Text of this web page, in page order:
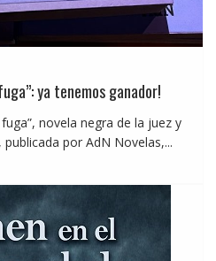
ya tenemos ganador!
novela negra de la juez y
por AdN Novelas,...